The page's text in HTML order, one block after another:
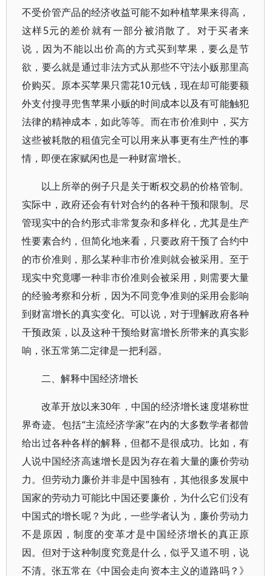
不受价管产品的经济收益可能不如种植苹果来得高，
这样5元的差价就有一部分被消散了。对于买者来
说，因为不能以出价高的方式买到苹果，要么是节
欲，要么就是通过非法方式从那些不守法小贩那里高
价购买。原本买苹果只需花10元钱，现在却可能要额
外支付搜寻兜售苹果小贩的时间成本以及有可能触犯
法律的精神成本，如此等等。而在市价准则中，买方
这些被耗散的租值完全可以用来从事更有生产性的事
情，即便在家赋闲也是一种财富增长。
以上所举的例子只是关于断权交易的价格管制。
实际中，政府还会有针对合约的各种干预和限制。尽
管现实中的合约形式非常复杂和多样化，尤其是生产
性要素合约，但简化地来看，只要政府干预了合约中
的市价准则，那么某种非市价准则就会被采用。至于
现实中究竟哪一种非市价准则会被采用，则需要大量
的经验考察和分析，因为不同竞争准则的采用会影响
到财富增长的真实变化。可以说，对于理解政府各种
干预政策，以及这种干预给财富增长所带来的真实影
响，张五常第二定律是一把利器。
二、解释中国经济增长
改革开放以来30年，中国的经济增长速度堪称世
界奇迹。包括“主流经济学家”在内的大多数学者都曾
给出过各种各样的解释，但都不是很成功。比如，有
人说中国经济高速增长是因为存在着大量的廉价劳动
力。但劳动力廉价并非是中国独有，其他很多发展中
国家的劳动力可能比中国还要廉价，为什么它们没有
中国式的增长呢？为此，一些学者认为，廉价劳动力
不是原因，制度的变革才是中国经济增长的真正原
因。但对于这种制度究竟是什么，似乎又道不明，说
不清。张五常在《中国会走向资本主义的道路吗？》